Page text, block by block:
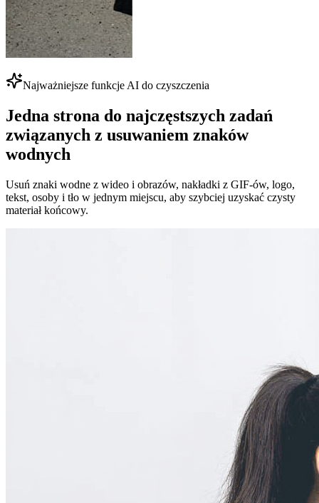
Najważniejsze funkcje AI do czyszczenia
Jedna strona do najczęstszych zadań
związanych z usuwaniem znaków
wodnych
Usuń znaki wodne z wideo i obrazów, nakładki z GIF-ów, logo,
tekst, osoby i tło w jednym miejscu, aby szybciej uzyskać czysty
materiał końcowy.